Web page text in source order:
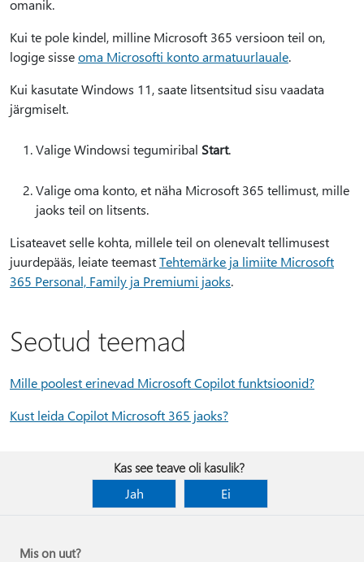
omanik.
Kui te pole kindel, milline Microsoft 365 versioon teil on,
logige sisseoma Microsofti konto armatuurlauale.
Kui kasutate Windows 11, saate litsentsitud sisu vaadata
järgmiselt.
Valige Windowsi tegumiribal Start.
Valige oma konto, et näha Microsoft 365 tellimust, mille
jaoks teil on litsents.
Lisateavet selle kohta, millele teil on olenevalt tellimusest
juurdepääs, leiate teemastTehtemärke ja limiite Microsoft
365 Personal, Family ja Premiumi jaoks.
Seotud teemad
Mille poolest erinevad Microsoft Copilot funktsioonid?
Kust leida Copilot Microsoft 365 jaoks?
Kas see teave oli kasulik?
Jah
Ei
Mis on uut?